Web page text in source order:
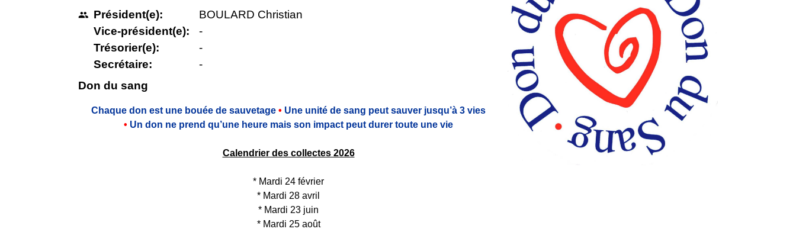
people Président(e):
Vice-président(e):
Trésorier(e):
Secrétaire:
BOULARD Christian
-
-
-
Don du sang
Chaque don est une bouée de sauvetage • Une unité de sang peut sauver jusqu’à 3 vies
• Un don ne prend qu’une heure mais son impact peut durer toute une vie
Calendrier des collectes 2026
* Mardi 24 février
* Mardi 28 avril
* Mardi 23 juin
* Mardi 25 août